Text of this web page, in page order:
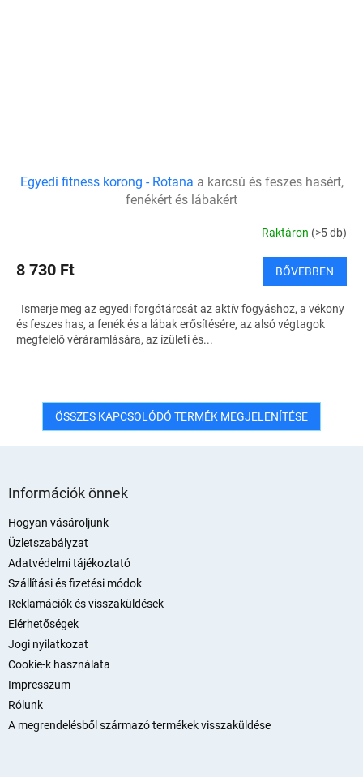
Egyedi fitness korong - Rotana a karcsú és feszes hasért,
fenékért és lábakért
Raktáron (>5 db)
8 730 Ft BŐVEBBEN
Ismerje meg az egyedi forgótárcsát az aktív fogyáshoz, a vékony
és feszes has, a fenék és a lábak erősítésére, az alsó végtagok
megfelelő véráramlására, az ízületi és...
ÖSSZES KAPCSOLÓDÓ TERMÉK MEGJELENÍTÉSE
Információk önnek
Hogyan vásároljunk
Üzletszabályzat
Adatvédelmi tájékoztató
Szállítási és fizetési módok
Reklamációk és visszaküldések
Elérhetőségek
Jogi nyilatkozat
Cookie-k használata
Impresszum
Rólunk
A megrendelésből származó termékek visszaküldése